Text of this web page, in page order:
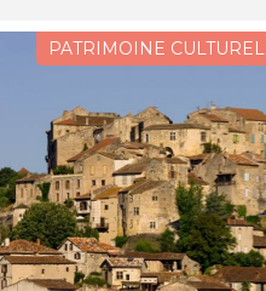
PATRIMOINE CULTUREL